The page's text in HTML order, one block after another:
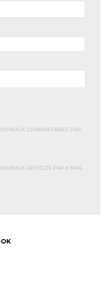
COMMENTAIRES PAR
ARTICLES PAR E-MAIL.